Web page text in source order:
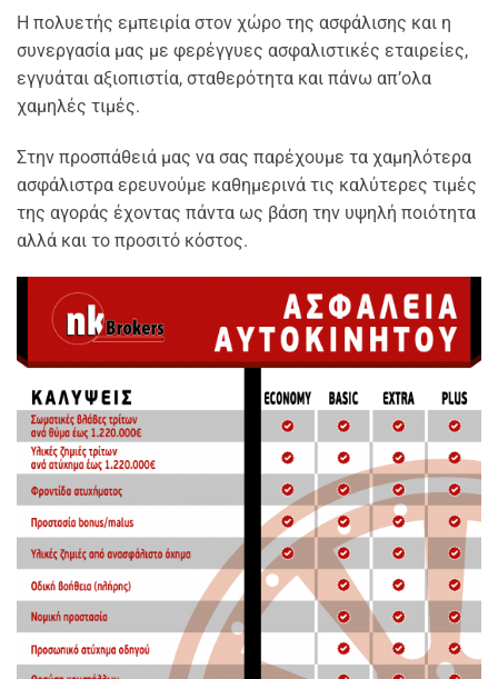
Η πολυετής εμπειρία στον χώρο της ασφάλισης και η
συνεργασία μας με φερέγγυες ασφαλιστικές εταιρείες,
εγγυάται αξιοπιστία, σταθερότητα και πάνω απ’ολα
χαμηλές τιμές.
Στην προσπάθειά μας να σας παρέχουμε τα χαμηλότερα
ασφάλιστρα ερευνούμε καθημερινά τις καλύτερες τιμές
της αγοράς έχοντας πάντα ως βάση την υψηλή ποιότητα
αλλά και το προσιτό κόστος.